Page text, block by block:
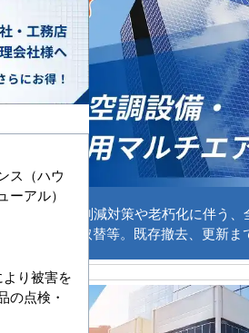
導入、CO2削減対策や老朽化に伴う、
の更新、取替等。既存撤去、更新ま
ス（ハウ
ーアル）
り被害を
の点検・